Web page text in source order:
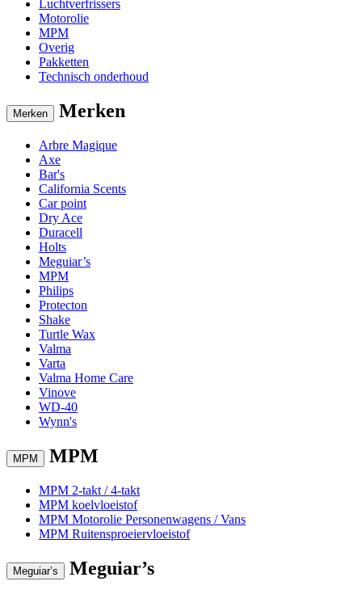
Luchtverfrissers
Motorolie
MPM
Overig
Pakketten
Technisch onderhoud
Merken Merken
Arbre Magique
Axe
Bar's
California Scents
Car point
Dry Ace
Duracell
Holts
Meguiar’s
MPM
Philips
Protecton
Shake
Turtle Wax
Valma
Varta
Valma Home Care
Vinove
WD-40
Wynn's
MPM MPM
MPM 2-takt / 4-takt
MPM koelvloeistof
MPM Motorolie Personenwagens / Vans
MPM Ruitensproeiervloeistof
Meguiar’s Meguiar’s